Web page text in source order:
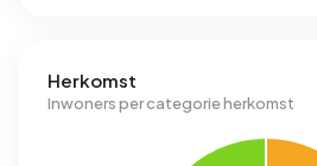
Herkomst
Inwoners per categorie herkomst